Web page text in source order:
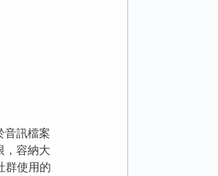
音訊檔案
，容納大
群使用的